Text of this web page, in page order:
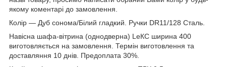
якому коментарі до замовлення.
Колір — Дуб сонома/Білий гладкий. Ручки DR11/128 Сталь.
Навісна шафа-вітрина (однодверна) LeКС ширина 400
виготовляється на замовлення. Термін виготовлення та
доставляння 10 днів. Предоплата 30%.